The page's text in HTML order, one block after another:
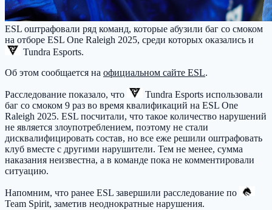
ESL оштрафовали ряд команд, которые абузили баг со смоком
на отборе ESL One Raleigh 2025, среди которых оказались и
Tundra Esports.
Об этом сообщается на официальном сайте ESL.
Расследование показало, что Tundra Esports использовали
баг со смоком 9 раз во время квалификаций на ESL One
Raleigh 2025. ESL посчитали, что такое количество нарушений
не является злоупотреблением, поэтому не стали
дисквалифицировать состав, но все еже решили оштрафовать
клуб вместе с другими нарушители. Тем не менее, сумма
наказания неизвестна, а в команде пока не комментировали
ситуацию.
Напомним, что ранее ESL завершили расследование по
Team Spirit, заметив неоднократные нарушения.